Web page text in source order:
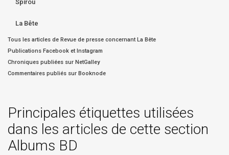
Spirou
La Bête
Tous les articles de Revue de presse concernant La Bête
Publications Facebook et Instagram
Chroniques publiées sur NetGalley
Commentaires publiés sur Booknode
Principales étiquettes utilisées
dans les articles de cette section
Albums BD